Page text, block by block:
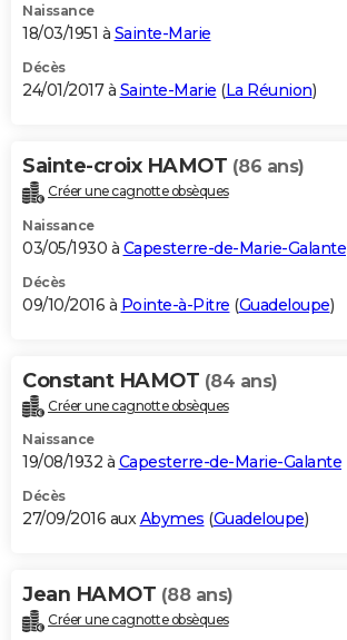
Naissance
18/03/1951 à Sainte-Marie
Décès
24/01/2017 à Sainte-Marie (La Réunion)
Sainte-croix HAMOT (86 ans)
Créer une cagnotte obsèques
Naissance
03/05/1930 à Capesterre-de-Marie-Galante
Décès
09/10/2016 à Pointe-à-Pitre (Guadeloupe)
Constant HAMOT (84 ans)
Créer une cagnotte obsèques
Naissance
19/08/1932 à Capesterre-de-Marie-Galante
Décès
27/09/2016 auxAbymes (Guadeloupe)
Jean HAMOT (88 ans)
Créer une cagnotte obsèques